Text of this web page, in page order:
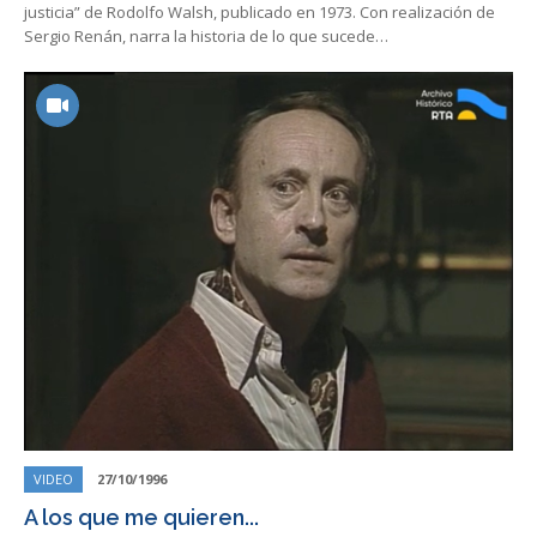
justicia” de Rodolfo Walsh, publicado en 1973. Con realización de
Sergio Renán, narra la historia de lo que sucede…
VIDEO 27/10/1996
A los que me quieren...